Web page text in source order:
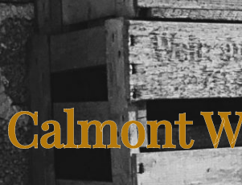
Calmont